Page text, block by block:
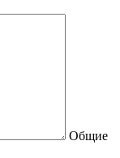
Общие